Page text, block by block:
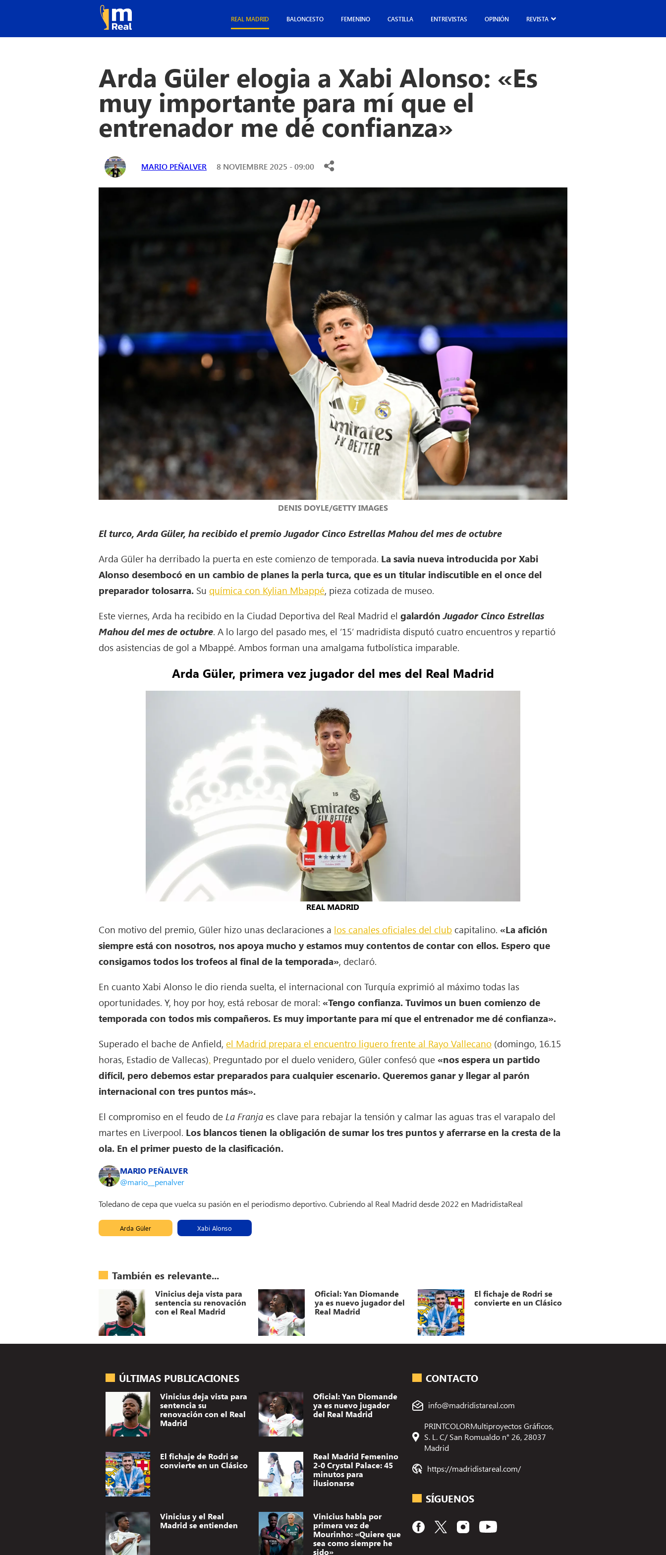
REAL MADRID BALONCESTO FEMENINO CASTILLA ENTREVISTAS OPINIÓN REVISTA
Arda Güler elogia a Xabi Alonso: «Es
muy importante para mí que el
entrenador me dé confianza»
MARIO PEÑALVER 8 NOVIEMBRE 2025 - 09:00
DENIS DOYLE/GETTY IMAGES
El turco, Arda Güler, ha recibido el premio Jugador Cinco Estrellas Mahou del mes de octubre
Arda Güler ha derribado la puerta en este comienzo de temporada. La savia nueva introducida por Xabi
Alonso desembocó en un cambio de planes la perla turca, que es un titular indiscutible en el once del
preparador tolosarra. Su química con Kylian Mbappé, pieza cotizada de museo.
Este viernes, Arda ha recibido en la Ciudad Deportiva del Real Madrid el galardónJugador Cinco Estrellas
Mahou del mes de octubre. A lo largo del pasado mes, el ’15’ madridista disputó cuatro encuentros y repartió
dos asistencias de gol a Mbappé. Ambos forman una amalgama futbolística imparable.
Arda Güler, primera vez jugador del mes del Real Madrid
REAL MADRID
Con motivo del premio, Güler hizo unas declaraciones a los canales oficiales del club capitalino.«La afición
siempre está con nosotros, nos apoya mucho y estamos muy contentos de contar con ellos. Espero que
consigamos todos los trofeos al final de la temporada», declaró.
En cuanto Xabi Alonso le dio rienda suelta, el internacional con Turquía exprimió al máximo todas las
oportunidades. Y, hoy por hoy, está rebosar de moral:«Tengo confianza. Tuvimos un buen comienzo de
temporada con todos mis compañeros. Es muy importante para mí que el entrenador me dé confianza».
Superado el bache de Anfield, el Madrid prepara el encuentro liguero frente al Rayo Vallecano (domingo, 16.15
horas, Estadio de Vallecas). Preguntado por el duelo venidero, Güler confesó que«nos espera un partido
difícil, pero debemos estar preparados para cualquier escenario. Queremos ganar y llegar al parón
internacional con tres puntos más».
El compromiso en el feudo de La Franja es clave para rebajar la tensión y calmar las aguas tras el varapalo del
martes en Liverpool. Los blancos tienen la obligación de sumar los tres puntos y aferrarse en la cresta de la
ola. En el primer puesto de la clasificación.
MARIO PEÑALVER
@mario__penalver
Toledano de cepa que vuelca su pasión en el periodismo deportivo. Cubriendo al Real Madrid desde 2022 en MadridistaReal
Arda Güler Xabi Alonso
También es relevante...
Vinicius deja vista para
sentencia su renovación
con el Real Madrid
Oficial: Yan Diomande
ya es nuevo jugador del
Real Madrid
El fichaje de Rodri se
convierte en un Clásico
ÚLTIMAS PUBLICACIONES
Vinicius deja vista para
sentencia su
renovación con el Real
Madrid
Oficial: Yan Diomande
ya es nuevo jugador
del Real Madrid
El fichaje de Rodri se
convierte en un Clásico
Real Madrid Femenino
2-0 Crystal Palace: 45
minutos para
ilusionarse
Vinicius y el Real
Madrid se entienden
Vinicius habla por
primera vez de
Mourinho: «Quiere que
sea como siempre he
sido»
CONTACTO
info@madridistareal.com
PRINTCOLORMultiproyectos Gráficos,
S. L. C/ San Romualdo n° 26, 28037
Madrid
https://madridistareal.com/
SÍGUENOS